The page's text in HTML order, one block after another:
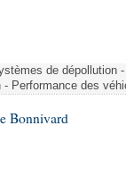
de dépollution
Performance des
Bonnivard